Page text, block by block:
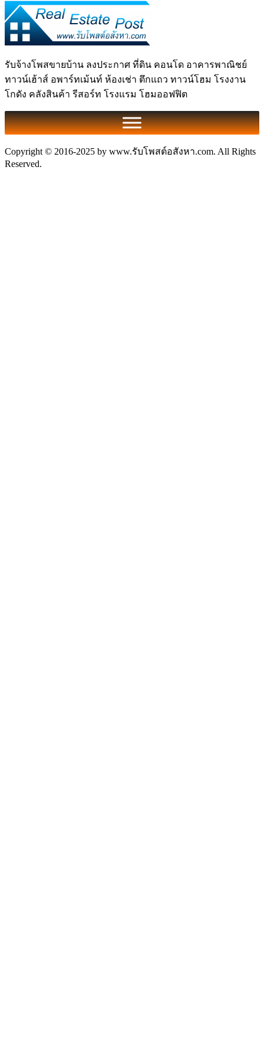
รับจ้างโพสขายบ้าน ลงประกาศ ที่ดิน คอนโด อาคารพาณิชย์
ทาวน์เฮ้าส์ อพาร์ทเม้นท์ ห้องเช่า ตึกแถว ทาวน์โฮม โรงงาน
โกดัง คลังสินค้า รีสอร์ท โรงแรม โฮมออฟฟิต
Copyright © 2016-2025 by www.รับโพสต์อสังหา.com. All Rights
Reserved.